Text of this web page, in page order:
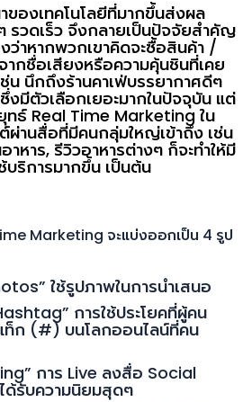
องเทคโนโลยีที่มากขึ้นส่งผล
รวดเร็ว จึงกลายเป็นปัจจัยสำคัญ
ว่าหากพวกเขาคิดจะซื้อสินค้า /
ากชื่อเสียงหรือความคุ้นชินที่เคย
น นึกถึงร้านคาเฟ่บรรยากาศดีๆ
งมีตัวเลือกเยอะมากในปัจจุบัน แต่
ทธ์ Real Time Marketing ใน
ผ่านสื่อที่มีคนกลุ่มใหญ่เข้าถึง เช่น
หาร, รีวิวอาหารต่างๆ ก็จะทำให้มี
บริการมากขึ้น เป็นต้น
Marketing จะแบ่งออกเป็น 4 รูป
ใช้รูปภาพในการนำเสนอ
การใช้ประโยคที่ผู้คน
ท็ก (#) บนโลกออนไลน์ที่คน
การ Live ลงสื่อ Social
ด้รับความนิยมสุดๆ